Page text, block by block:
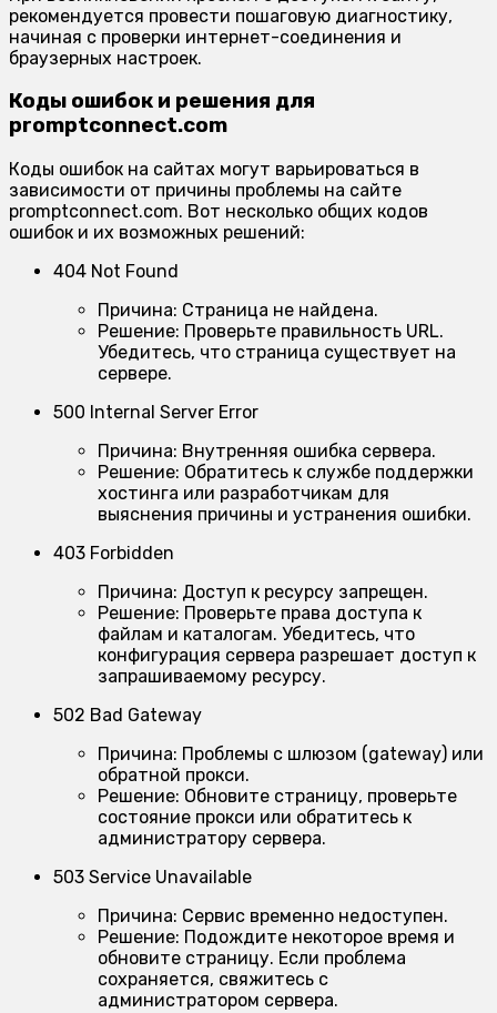
рекомендуется провести пошаговую диагностику,
начиная с проверки интернет-соединения и
браузерных настроек.
Коды ошибок и решения для
promptconnect.com
Коды ошибок на сайтах могут варьироваться в
зависимости от причины проблемы на сайте
promptconnect.com. Вот несколько общих кодов
ошибок и их возможных решений:
404 Not Found
Причина: Страница не найдена.
Решение: Проверьте правильность URL.
Убедитесь, что страница существует на
сервере.
500 Internal Server Error
Причина: Внутренняя ошибка сервера.
Решение: Обратитесь к службе поддержки
хостинга или разработчикам для
выяснения причины и устранения ошибки.
403 Forbidden
Причина: Доступ к ресурсу запрещен.
Решение: Проверьте права доступа к
файлам и каталогам. Убедитесь, что
конфигурация сервера разрешает доступ к
запрашиваемому ресурсу.
502 Bad Gateway
Причина: Проблемы с шлюзом (gateway) или
обратной прокси.
Решение: Обновите страницу, проверьте
состояние прокси или обратитесь к
администратору сервера.
503 Service Unavailable
Причина: Сервис временно недоступен.
Решение: Подождите некоторое время и
обновите страницу. Если проблема
сохраняется, свяжитесь с
администратором сервера.